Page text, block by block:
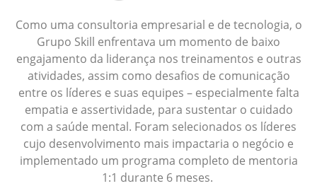
Como uma consultoria empresarial e de tecnologia, o
Grupo Skill enfrentava um momento de baixo
engajamento da liderança nos treinamentos e outras
atividades, assim como desafios de comunicação
entre os líderes e suas equipes – especialmente falta
empatia e assertividade, para sustentar o cuidado
com a saúde mental. Foram selecionados os líderes
cujo desenvolvimento mais impactaria o negócio e
implementado um programa completo de mentoria
1:1 durante 6 meses.